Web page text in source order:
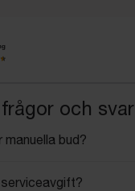
och svar
manuella bud?
serviceavgift?